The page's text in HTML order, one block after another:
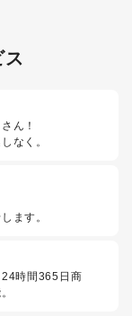
ん！
なく。
ます。
24時間365日商